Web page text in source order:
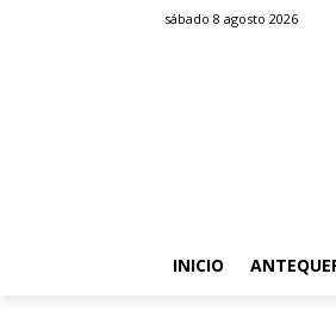
sábado 8 agosto 2026
INICIO